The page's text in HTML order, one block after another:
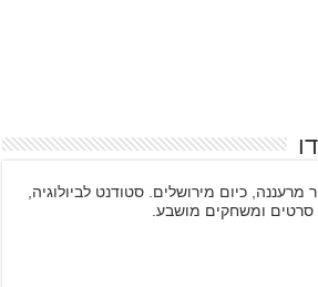
מרעננה, כיום מירושלים. סטודנט לביולוגיה,
סרטים ומשחקים מושבע.